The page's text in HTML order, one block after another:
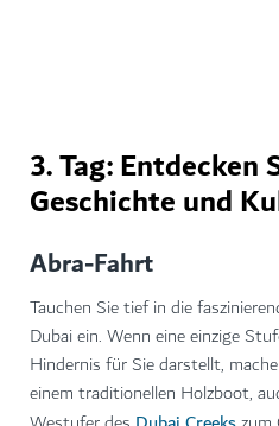
3. Tag: Entdecken
Geschichte und
Abra-Fahrt
Tauchen Sie tief in die
Dubai ein. Wenn eine einzige
Hindernis für Sie darstellt,
einem traditionellen Holzboot,